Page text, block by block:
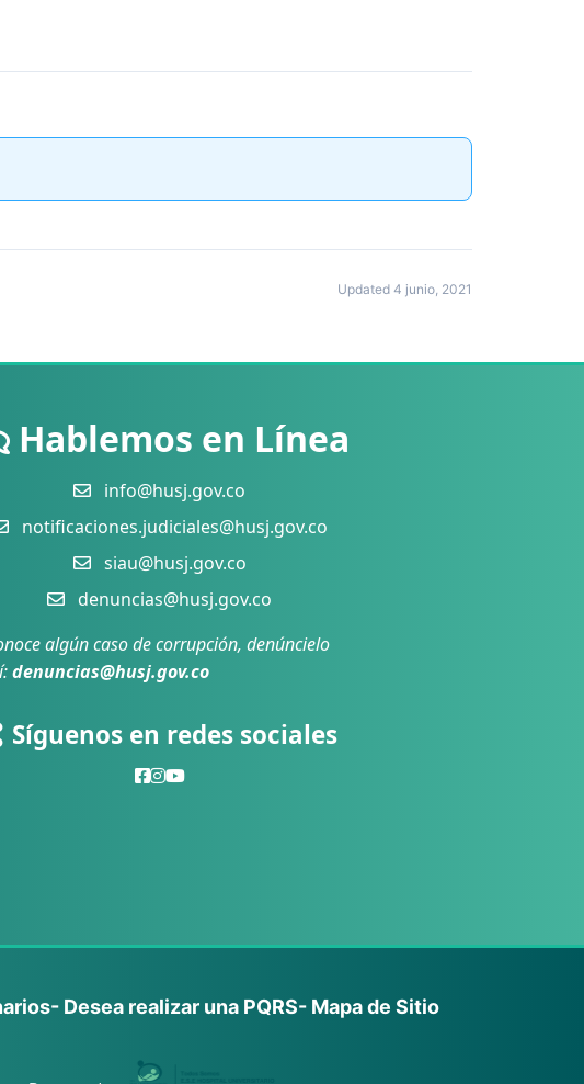
Updated 4 junio, 2021
Hablemos en Línea
info@husj.gov.co
notificaciones.judiciales@husj.gov.co
siau@husj.gov.co
denuncias@husj.gov.co
algún caso de corrupción, denúncielo
denuncias@husj.gov.co
Síguenos en redes sociales
- Desea realizar una PQRS- Mapa de Sitio